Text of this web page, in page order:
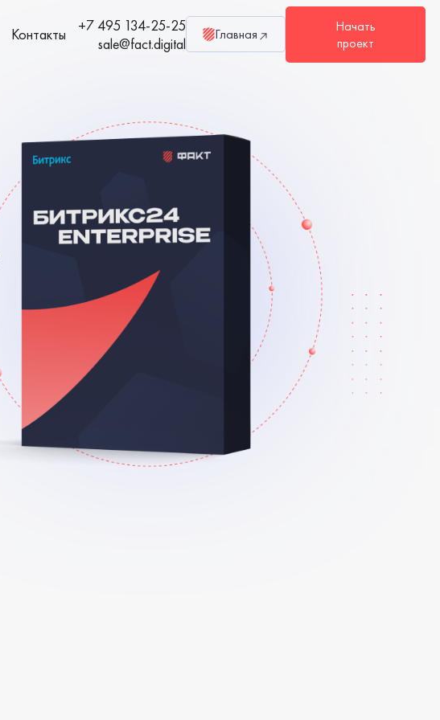
Контакты
+7 495 134-25-25
sale@fact.digital
Главная
Начать
проект